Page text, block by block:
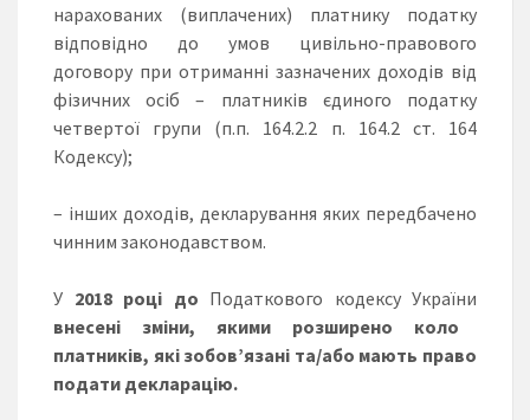
нарахованих (виплачених) платнику податку
відповідно до умов цивільно-правового
договору при отриманні зазначених доходів від
фізичних осіб – платників єдиного податку
четвертої групи (п.п. 164.2.2 п. 164.2 ст. 164
Кодексу);
– інших доходів, декларування яких передбачено
чинним законодавством.
У 2018 році до Податкового кодексу України
внесені зміни, якими розширено коло
платників, які зобов’язані та/або мають право
подати декларацію.